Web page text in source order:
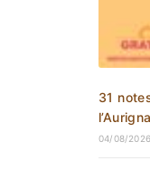
31
04/08/2026